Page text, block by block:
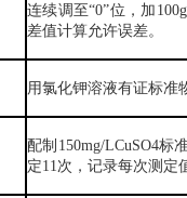
连续调至“0”位，加
差值计算允许误差。
用氯化钾溶液有证标准
配制150mg/LCuSO4标
定11次，记录每次测定